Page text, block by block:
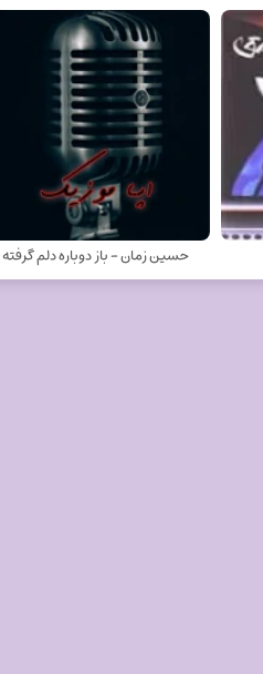
حسین زمان - باز دوباره دلم گرفته